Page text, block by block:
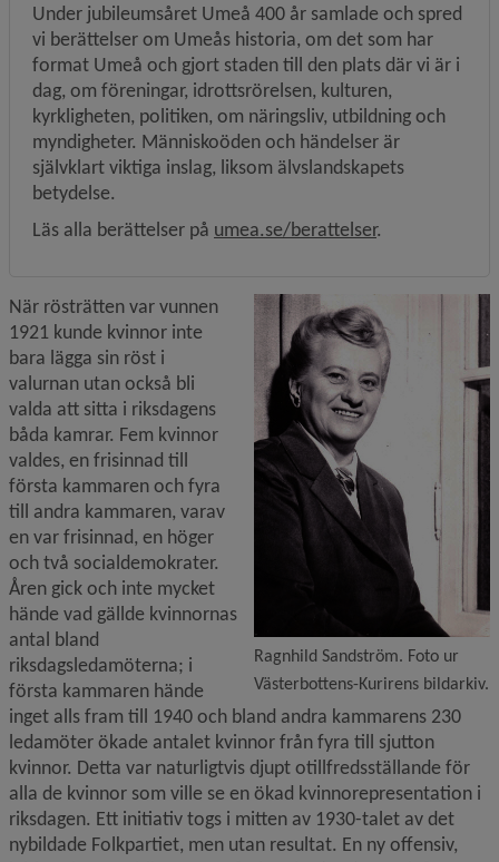
Under jubileumsåret Umeå 400 år samlade och spred
vi berättelser om Umeås historia, om det som har
format Umeå och gjort staden till den plats där vi är i
dag, om föreningar, idrottsrörelsen, kulturen,
kyrkligheten, politiken, om näringsliv, utbildning och
myndigheter. Människoöden och händelser är
självklart viktiga inslag, liksom älvslandskapets
betydelse.
Läs alla berättelser på umea.se/berattelser.
Ragnhild Sandström. Foto ur
Västerbottens-Kurirens bildarkiv.
När rösträtten var vunnen
1921 kunde kvinnor inte
bara lägga sin röst i
valurnan utan också bli
valda att sitta i riksdagens
båda kamrar. Fem kvinnor
valdes, en frisinnad till
första kammaren och fyra
till andra kammaren, varav
en var frisinnad, en höger
och två socialdemokrater.
Åren gick och inte mycket
hände vad gällde kvinnornas
antal bland
riksdagsledamöterna; i
första kammaren hände
inget alls fram till 1940 och bland andra kammarens 230
ledamöter ökade antalet kvinnor från fyra till sjutton
kvinnor. Detta var naturligtvis djupt otillfredsställande för
alla de kvinnor som ville se en ökad kvinnorepresentation i
riksdagen. Ett initiativ togs i mitten av 1930-talet av det
nybildade Folkpartiet, men utan resultat. En ny offensiv,